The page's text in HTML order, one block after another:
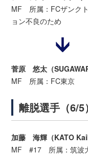
MF 所属：FCザンク
ョン不良のため
菅原 悠太（
MF 所属：FC東京
離脱選手（6/5）
加藤 海輝（KATO
MF #17 所属：筑波